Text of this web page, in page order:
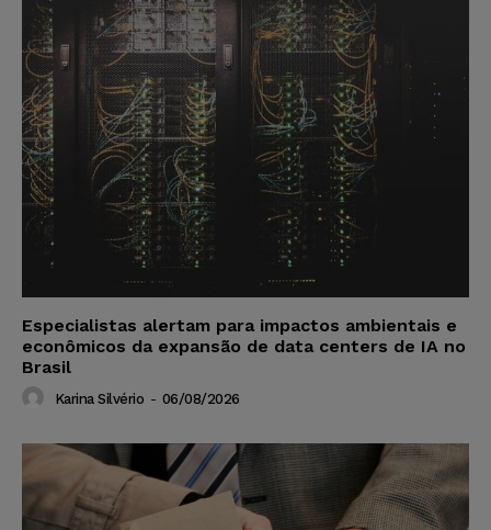
Especialistas alertam para impactos ambientais e
econômicos da expansão de data centers de IA no
Brasil
Karina Silvério - 06/08/2026